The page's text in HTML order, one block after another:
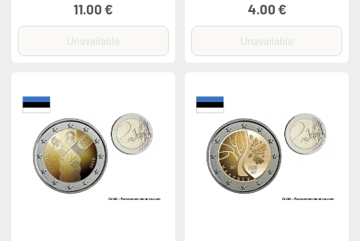
11.00 €
Unavailable
4.00 €
Unavailable